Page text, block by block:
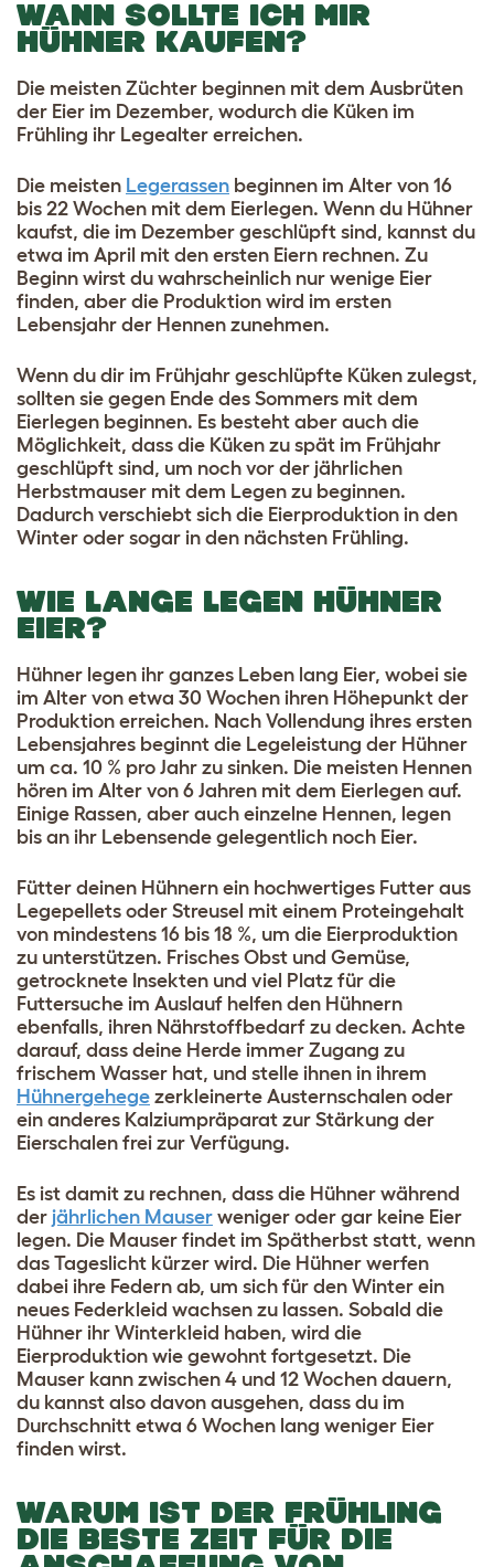
WANN SOLLTE ICH MIR
HÜHNER KAUFEN?
Die meisten Züchter beginnen mit dem Ausbrüten
der Eier im Dezember, wodurch die Küken im
Frühling ihr Legealter erreichen.
Die meisten Legerassen beginnen im Alter von 16
bis 22 Wochen mit dem Eierlegen. Wenn du Hühner
kaufst, die im Dezember geschlüpft sind, kannst du
etwa im April mit den ersten Eiern rechnen. Zu
Beginn wirst du wahrscheinlich nur wenige Eier
finden, aber die Produktion wird im ersten
Lebensjahr der Hennen zunehmen.
Wenn du dir im Frühjahr geschlüpfte Küken zulegst,
sollten sie gegen Ende des Sommers mit dem
Eierlegen beginnen. Es besteht aber auch die
Möglichkeit, dass die Küken zu spät im Frühjahr
geschlüpft sind, um noch vor der jährlichen
Herbstmauser mit dem Legen zu beginnen.
Dadurch verschiebt sich die Eierproduktion in den
Winter oder sogar in den nächsten Frühling.
WIE LANGE LEGEN HÜHNER
EIER?
Hühner legen ihr ganzes Leben lang Eier, wobei sie
im Alter von etwa 30 Wochen ihren Höhepunkt der
Produktion erreichen. Nach Vollendung ihres ersten
Lebensjahres beginnt die Legeleistung der Hühner
um ca. 10 % pro Jahr zu sinken. Die meisten Hennen
hören im Alter von 6 Jahren mit dem Eierlegen auf.
Einige Rassen, aber auch einzelne Hennen, legen
bis an ihr Lebensende gelegentlich noch Eier.
Fütter deinen Hühnern ein hochwertiges Futter aus
Legepellets oder Streusel mit einem Proteingehalt
von mindestens 16 bis 18 %, um die Eierproduktion
zu unterstützen. Frisches Obst und Gemüse,
getrocknete Insekten und viel Platz für die
Futtersuche im Auslauf helfen den Hühnern
ebenfalls, ihren Nährstoffbedarf zu decken. Achte
darauf, dass deine Herde immer Zugang zu
frischem Wasser hat, und stelle ihnen in ihrem
Hühnergehege zerkleinerte Austernschalen oder
ein anderes Kalziumpräparat zur Stärkung der
Eierschalen frei zur Verfügung.
Es ist damit zu rechnen, dass die Hühner während
der jährlichen Mauser weniger oder gar keine Eier
legen. Die Mauser findet im Spätherbst statt, wenn
das Tageslicht kürzer wird. Die Hühner werfen
dabei ihre Federn ab, um sich für den Winter ein
neues Federkleid wachsen zu lassen. Sobald die
Hühner ihr Winterkleid haben, wird die
Eierproduktion wie gewohnt fortgesetzt. Die
Mauser kann zwischen 4 und 12 Wochen dauern,
du kannst also davon ausgehen, dass du im
Durchschnitt etwa 6 Wochen lang weniger Eier
finden wirst.
WARUM IST DER FRÜHLING
DIE BESTE ZEIT FÜR DIE